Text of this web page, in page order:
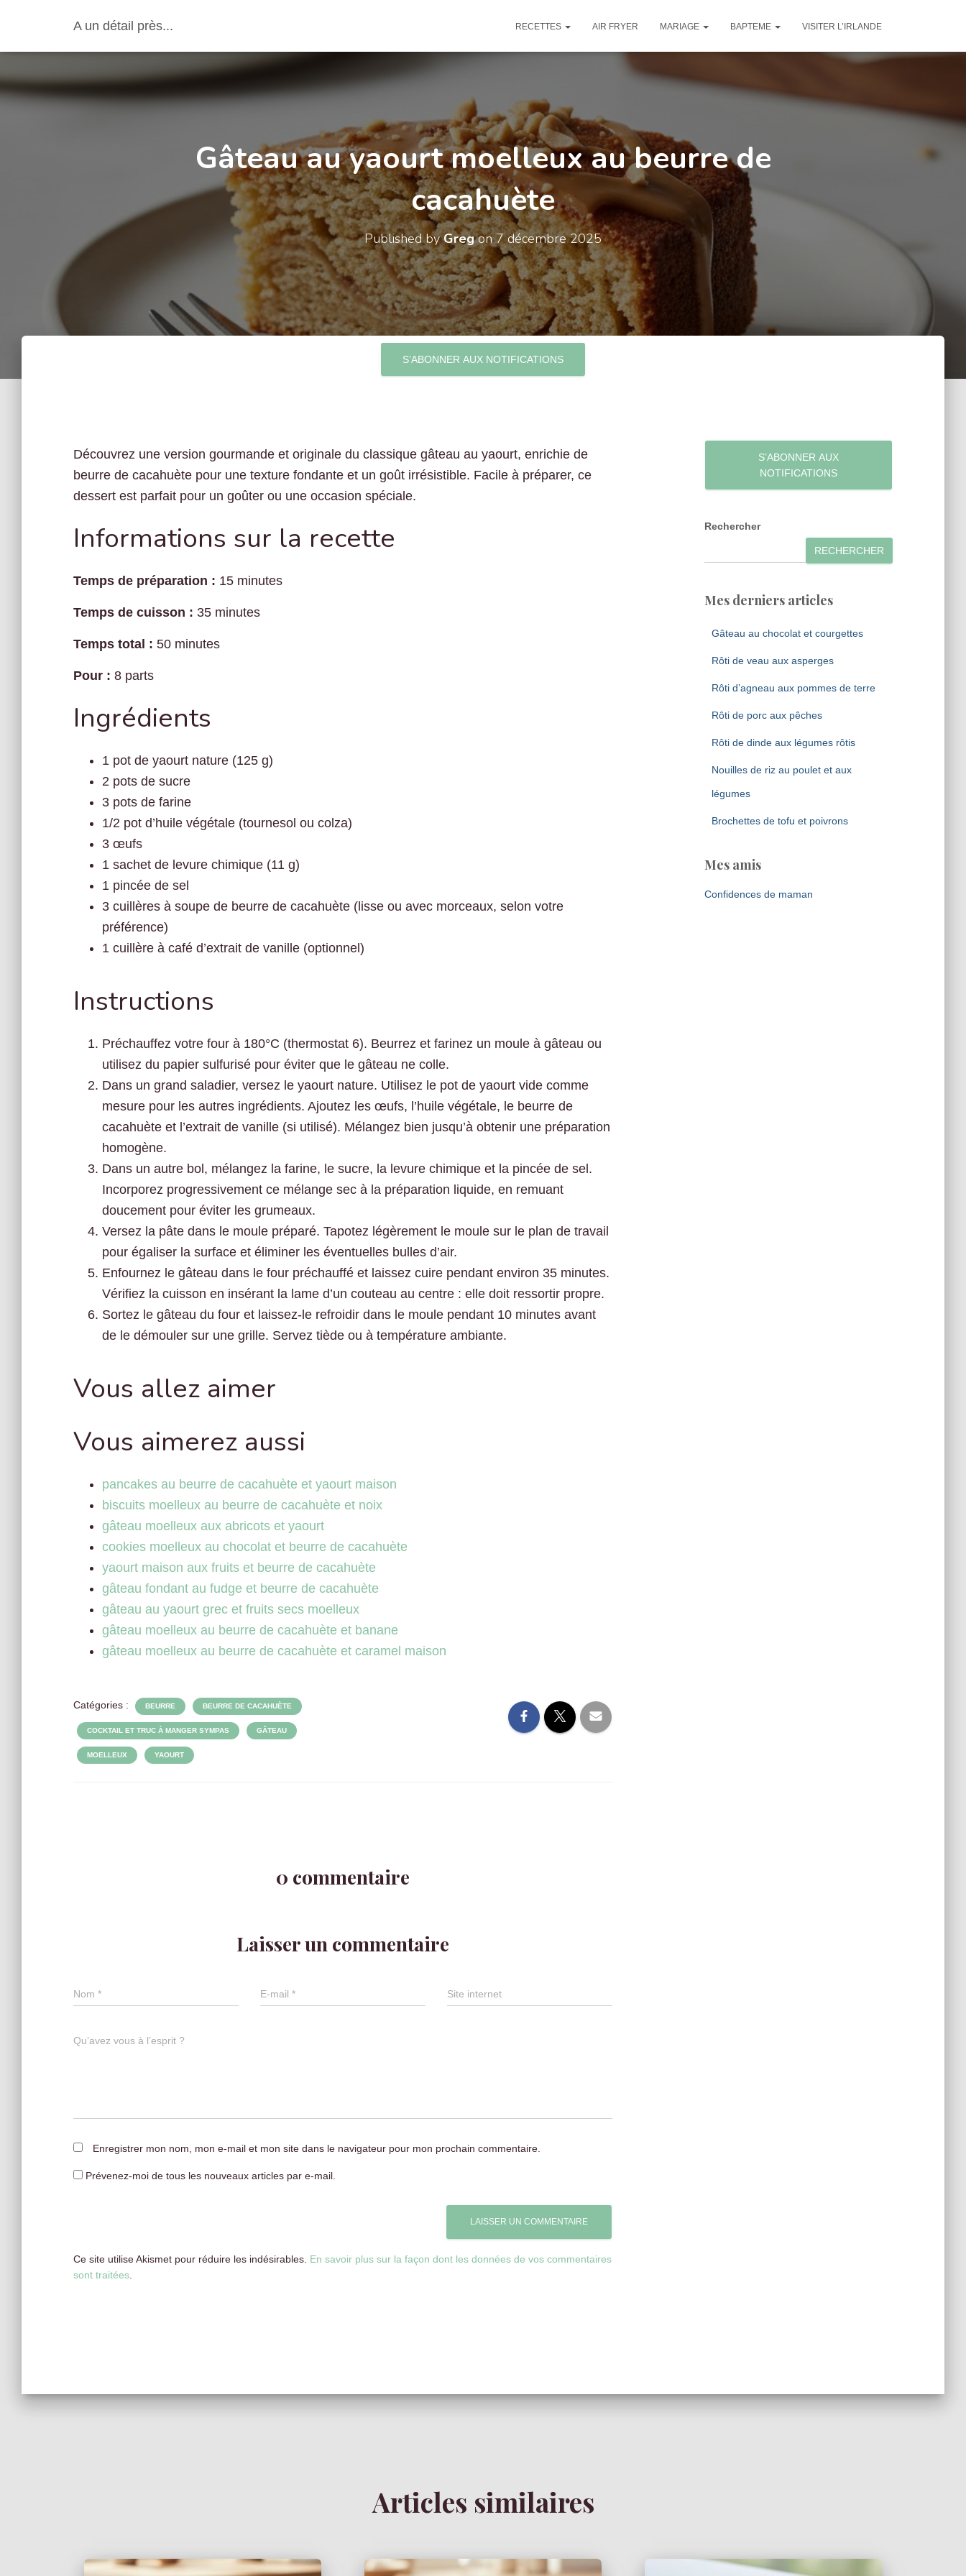
A un détail près... RECETTES AIR FRYER MARIAGE BAPTEME VISITER L’IRLANDE
Gâteau au yaourt moelleux au beurre de
cacahuète
Published byGregon7 décembre 2025
S’ABONNER AUX NOTIFICATIONS
Découvrez une version gourmande et originale du classique gâteau au yaourt, enrichie de
beurre de cacahuète pour une texture fondante et un goût irrésistible. Facile à préparer, ce
dessert est parfait pour un goûter ou une occasion spéciale.
Informations sur la recette
Temps de préparation : 15 minutes
Temps de cuisson : 35 minutes
Temps total : 50 minutes
Pour : 8 parts
Ingrédients
1 pot de yaourt nature (125 g)
2 pots de sucre
3 pots de farine
1/2 pot d’huile végétale (tournesol ou colza)
3 œufs
1 sachet de levure chimique (11 g)
1 pincée de sel
3 cuillères à soupe de beurre de cacahuète (lisse ou avec morceaux, selon votre
préférence)
1 cuillère à café d’extrait de vanille (optionnel)
Instructions
Préchauffez votre four à 180°C (thermostat 6). Beurrez et farinez un moule à gâteau ou
utilisez du papier sulfurisé pour éviter que le gâteau ne colle.
Dans un grand saladier, versez le yaourt nature. Utilisez le pot de yaourt vide comme
mesure pour les autres ingrédients. Ajoutez les œufs, l’huile végétale, le beurre de
cacahuète et l’extrait de vanille (si utilisé). Mélangez bien jusqu’à obtenir une préparation
homogène.
Dans un autre bol, mélangez la farine, le sucre, la levure chimique et la pincée de sel.
Incorporez progressivement ce mélange sec à la préparation liquide, en remuant
doucement pour éviter les grumeaux.
Versez la pâte dans le moule préparé. Tapotez légèrement le moule sur le plan de travail
pour égaliser la surface et éliminer les éventuelles bulles d’air.
Enfournez le gâteau dans le four préchauffé et laissez cuire pendant environ 35 minutes.
Vérifiez la cuisson en insérant la lame d’un couteau au centre : elle doit ressortir propre.
Sortez le gâteau du four et laissez-le refroidir dans le moule pendant 10 minutes avant
de le démouler sur une grille. Servez tiède ou à température ambiante.
Vous allez aimer
Vous aimerez aussi
pancakes au beurre de cacahuète et yaourt maison
biscuits moelleux au beurre de cacahuète et noix
gâteau moelleux aux abricots et yaourt
cookies moelleux au chocolat et beurre de cacahuète
yaourt maison aux fruits et beurre de cacahuète
gâteau fondant au fudge et beurre de cacahuète
gâteau au yaourt grec et fruits secs moelleux
gâteau moelleux au beurre de cacahuète et banane
gâteau moelleux au beurre de cacahuète et caramel maison
Catégories : BEURRE BEURRE DE CACAHUÈTE
COCKTAIL ET TRUC À MANGER SYMPAS GÂTEAU
MOELLEUX YAOURT
0 commentaire
Laisser un commentaire
Nom * E-mail * Site internet
Qu’avez vous à l’esprit ?
Enregistrer mon nom, mon e-mail et mon site dans le navigateur pour mon prochain commentaire.
Prévenez-moi de tous les nouveaux articles par e-mail.
Ce site utilise Akismet pour réduire les indésirables. En savoir plus sur la façon dont les données de vos commentaires
sont traitées
S’ABONNER AUX
NOTIFICATIONS
Rechercher
RECHERCHER
Mes derniers articles
Gâteau au chocolat et courgettes
Rôti de veau aux asperges
Rôti d’agneau aux pommes de terre
Rôti de porc aux pêches
Rôti de dinde aux légumes rôtis
Nouilles de riz au poulet et aux
légumes
Brochettes de tofu et poivrons
Mes amis
Confidences de maman
Articles similaires